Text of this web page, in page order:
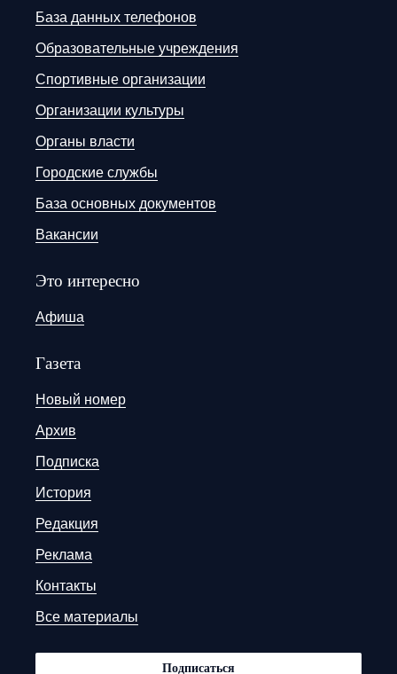
База данных телефонов
Образовательные учреждения
Спортивные организации
Организации культуры
Органы власти
Городские службы
База основных документов
Вакансии
Это интересно
Афиша
Газета
Новый номер
Архив
Подписка
История
Редакция
Реклама
Контакты
Все материалы
Подписаться